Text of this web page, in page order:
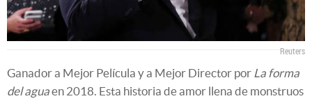
Reuters
Ganador a Mejor Película y a Mejor Director por La forma
del aguaen 2018. Esta historia de amor llena de monstruos